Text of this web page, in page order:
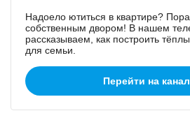
Надоело ютиться в квартире?
собственным двором! В нашем
рассказываем, как построить
для семьи.
Перейти на канал